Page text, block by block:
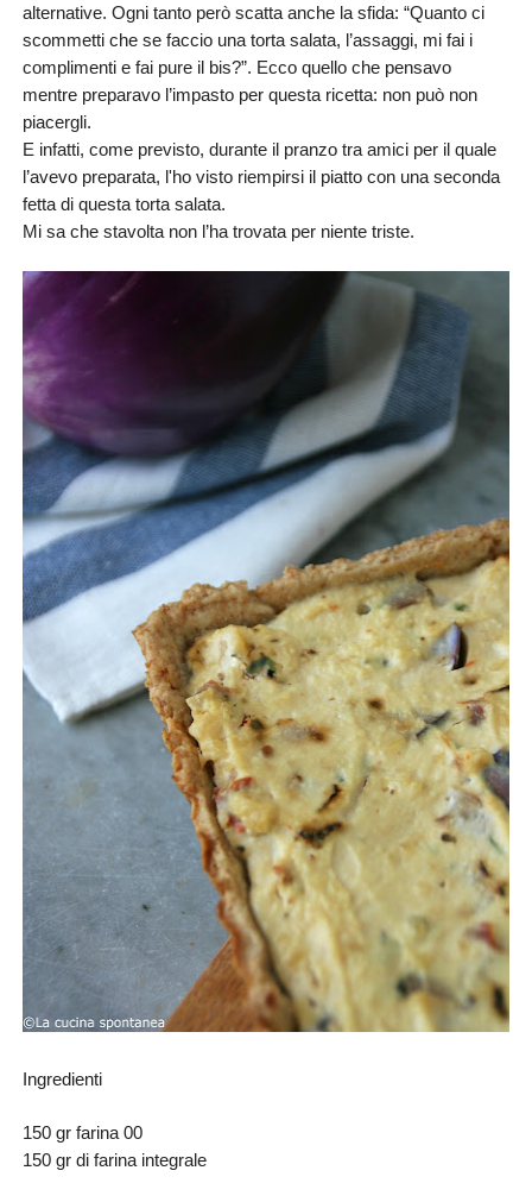
alternative. Ogni tanto però scatta anche la sfida: “Quanto ci
scommetti che se faccio una torta salata, l’assaggi, mi fai i
complimenti e fai pure il bis?”. Ecco quello che pensavo
mentre preparavo l’impasto per questa ricetta: non può non
piacergli.
E infatti, come previsto, durante il pranzo tra amici per il quale
l’avevo preparata, l'ho visto riempirsi il piatto con una seconda
fetta di questa torta salata.
Mi sa che stavolta non l’ha trovata per niente triste.
Ingredienti
150 gr farina 00
150 gr di farina integrale